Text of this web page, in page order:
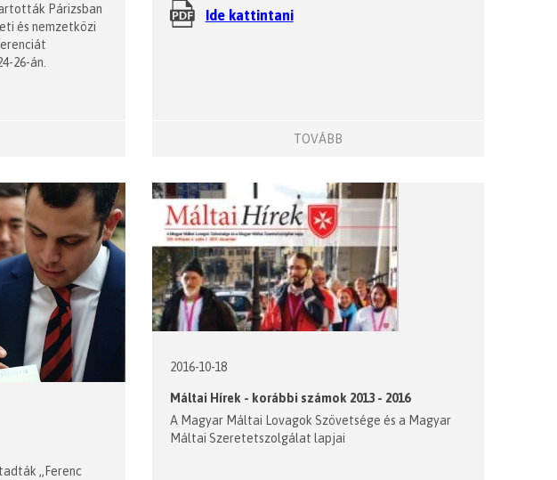
Párizsban
és nemzetközi
26-án.
Ide kattintani
TOVÁBB
„Ferenc
2016-10-18
Máltai Hírek - korábbi számok 2013 - 2016
A Magyar Máltai Lovagok Szövetsége és a Magyar
Máltai Szeretetszolgálat lapjai